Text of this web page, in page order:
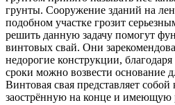
грунты. Сооружение зданий на
подобном участке грозит
решить данную задачу помогут
винтовых свай. Они
недорогие конструкции,
сроки можно возвести основание
Винтовая свая представляет
заострённую на конце и имеющую